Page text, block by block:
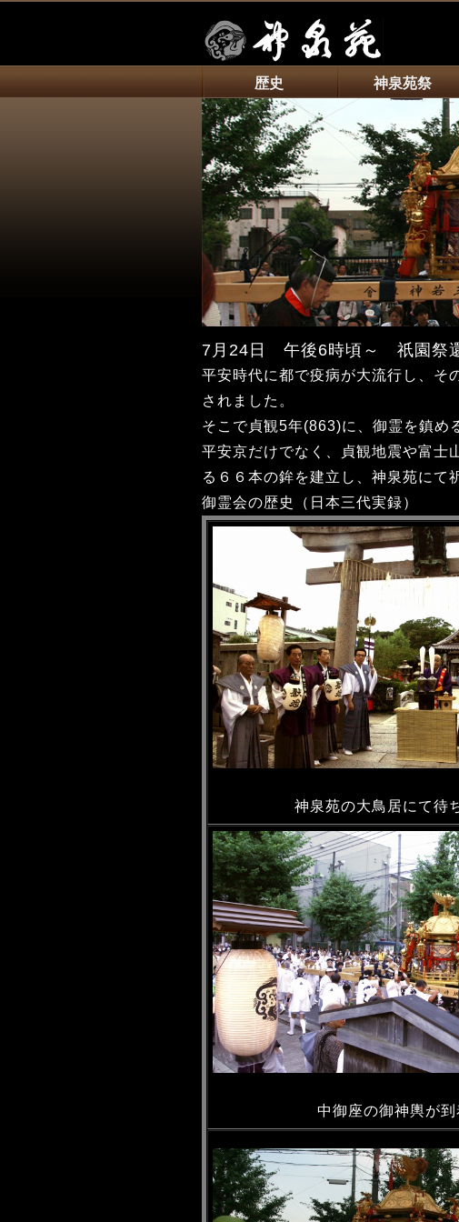
歴史
神泉苑祭
7月24日 午後6時頃～ 祇園祭
平安時代に都で疫病が大流行し、そ
されました。
そこで貞観5年(863)に、御霊を鎮め
平安京だけでなく、貞観地震や富士
る６６本の鉾を建立し、神泉苑にて
御霊会の歴史（日本三代実録）
神泉苑の大鳥居にて待
中御座の御神輿が到